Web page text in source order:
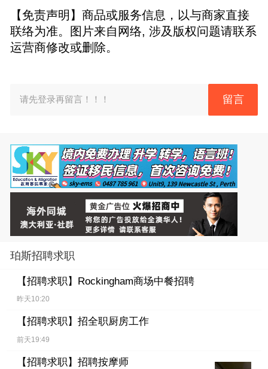
【免责声明】商品或服务信息，以与商家直接
联络为准。图片来自网络, 涉及版权问题请联系
运营商修改或删除。
请先登录再留言！！！ 留言
珀斯招聘求职
【招聘求职】 Rockingham商场中餐招聘
昨天10:20
【招聘求职】 招全职厨房工作
前天19:49
【招聘求职】 招聘按摩师